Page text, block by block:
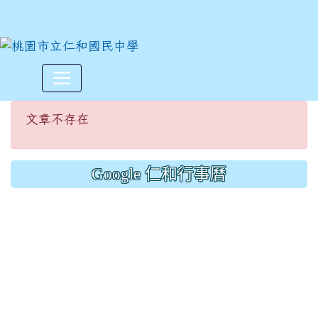
文章不存在
文章不存在
Google 仁和行事曆